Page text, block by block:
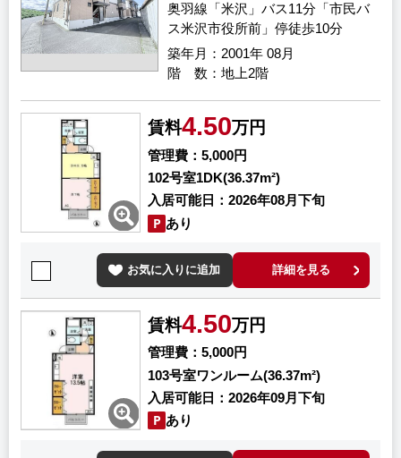
築年月 2001年 08月
奥羽線「米沢」バス11分「市民バ
ス米沢市役所前」停徒歩10分
階 数 地上2階
賃料4.50万円
管理費
5,000円
102号室1DK(36.37m²)
入居可能日
2026年08月下旬
あり
お気に入りに追加 詳細を見る
賃料4.50万円
管理費
5,000円
103号室ワンルーム(36.37m²)
入居可能日
2026年09月下旬
あり